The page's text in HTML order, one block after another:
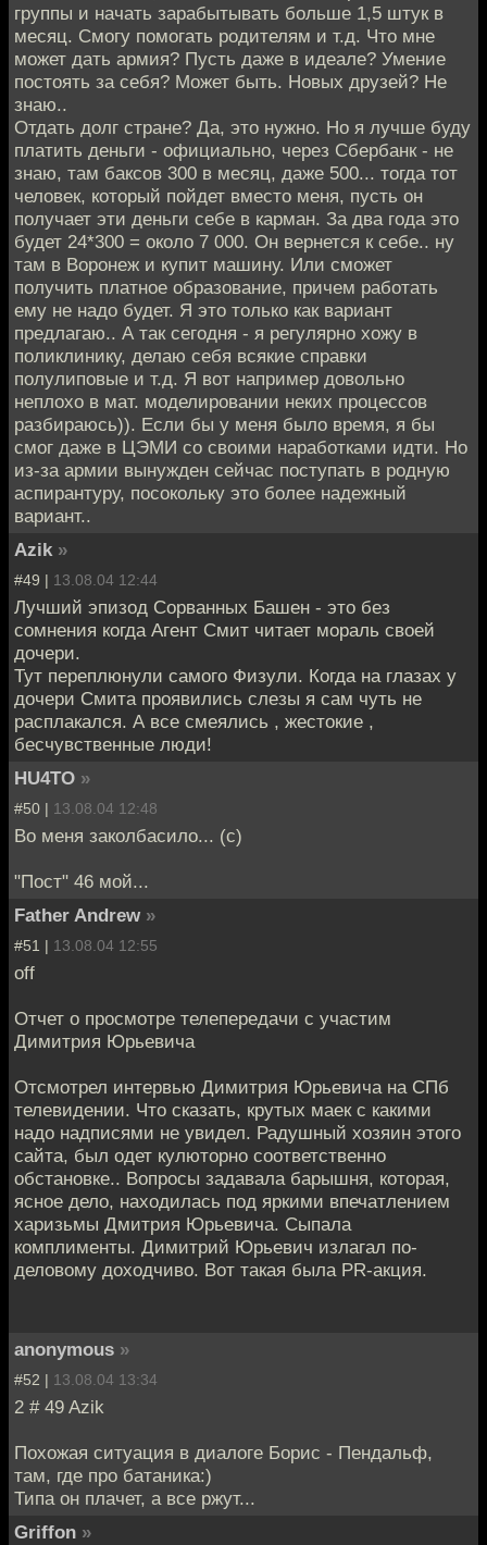
группы и начать зарабытывать больше 1,5 штук в
месяц. Смогу помогать родителям и т.д. Что мне
может дать армия? Пусть даже в идеале? Умение
постоять за себя? Может быть. Новых друзей? Не
знаю..
Отдать долг стране? Да, это нужно. Но я лучше буду
платить деньги - официально, через Сбербанк - не
знаю, там баксов 300 в месяц, даже 500... тогда тот
человек, который пойдет вместо меня, пусть он
получает эти деньги себе в карман. За два года это
будет 24*300 = около 7 000. Он вернется к себе.. ну
там в Воронеж и купит машину. Или сможет
получить платное образование, причем работать
ему не надо будет. Я это только как вариант
предлагаю.. А так сегодня - я регулярно хожу в
поликлинику, делаю себя всякие справки
полулиповые и т.д. Я вот например довольно
неплохо в мат. моделировании неких процессов
разбираюсь)). Если бы у меня было время, я бы
смог даже в ЦЭМИ со своими наработками идти. Но
из-за армии вынужден сейчас поступать в родную
аспирантуру, посокольку это более надежный
вариант..
Azik »
#49 | 13.08.04 12:44
Лучший эпизод Сорванных Башен - это без
сомнения когда Агент Смит читает мораль своей
дочери.
Тут переплюнули самого Физули. Когда на глазах у
дочери Смита проявились слезы я сам чуть не
расплакался. А все смеялись , жестокие ,
бесчувственные люди!
HU4TO »
#50 | 13.08.04 12:48
Во меня заколбасило... (c)
"Пост" 46 мой...
Father Andrew »
#51 | 13.08.04 12:55
off
Отчет о просмотре телепередачи с участим
Димитрия Юрьевича
Отсмотрел интервью Димитрия Юрьевича на СПб
телевидении. Что сказать, крутых маек с какими
надо надписями не увидел. Радушный хозяин этого
сайта, был одет кулюторно соответственно
обстановке.. Вопросы задавала барышня, которая,
ясное дело, находилась под яркими впечатлением
харизьмы Дмитрия Юрьевича. Сыпала
комплименты. Димитрий Юрьевич излагал по-
деловому доходчиво. Вот такая была PR-акция.
anonymous »
#52 | 13.08.04 13:34
2 # 49 Azik
Похожая ситуация в диалоге Борис - Пендальф,
там, где про батаника:)
Типа он плачет, а все ржут...
Griffon »